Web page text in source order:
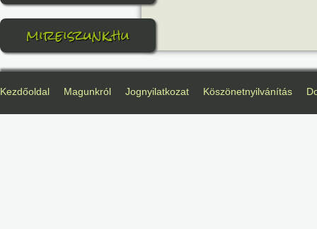
mireiszunk.hu
Kezdőoldal Magunkról Jognyilatkozat Köszönetnyilvánítás